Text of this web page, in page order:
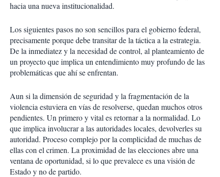
hacia una nueva institucionalidad.
Los siguientes pasos no son sencillos para el gobierno federal,
precisamente porque debe transitar de la táctica a la estrategia.
De la inmediatez y la necesidad de control, al planteamiento de
un proyecto que implica un entendimiento muy profundo de las
problemáticas que ahí se enfrentan.
Aun si la dimensión de seguridad y la fragmentación de la
violencia estuviera en vías de resolverse, quedan muchos otros
pendientes. Un primero y vital es retornar a la normalidad. Lo
que implica involucrar a las autoridades locales, devolverles su
autoridad. Proceso complejo por la complicidad de muchas de
ellas con el crimen. La proximidad de las elecciones abre una
ventana de oportunidad, si lo que prevalece es una visión de
Estado y no de partido.